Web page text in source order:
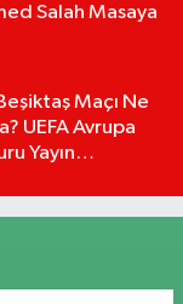
Salah Masaya
Maçı Ne
UEFA Avrupa
Yayın